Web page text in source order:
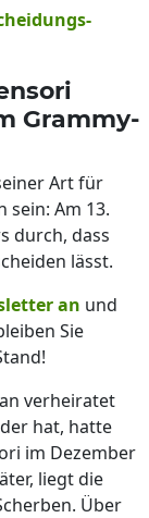
Grammy-
Art für
sein: Am 13.
durch, dass
lässt.
an und
Sie
verheiratet
hat, hatte
im Dezember
liegt die
Über